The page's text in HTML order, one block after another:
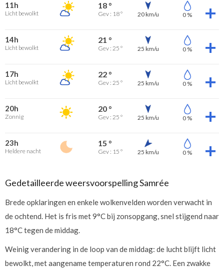
11h
Licht bewolkt
18 °
Gev : 18 ° 20 km/u 0 %
14h
Licht bewolkt
21 °
Gev : 25 ° 25 km/u 0 %
17h
Licht bewolkt
22 °
Gev : 25 ° 25 km/u 0 %
20h
Zonnig
20 °
Gev : 25 ° 25 km/u 0 %
23h
Heldere nacht
15 °
Gev : 15 ° 25 km/u 0 %
Gedetailleerde weersvoorspelling Samrée
Brede opklaringen en enkele wolkenvelden worden verwacht in
de ochtend. Het is fris met 9°C bij zonsopgang, snel stijgend naar
18°C tegen de middag.
Weinig verandering in de loop van de middag: de lucht blijft licht
bewolkt, met aangename temperaturen rond 22°C. Een zwakke